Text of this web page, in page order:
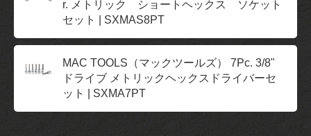
r. メトリック ショートヘックス ソケット
セット | SXMAS8PT
MAC TOOLS（マックツールズ） 7Pc. 3/8"
ドライブ メトリックヘックスドライバーセ
ット | SXMA7PT